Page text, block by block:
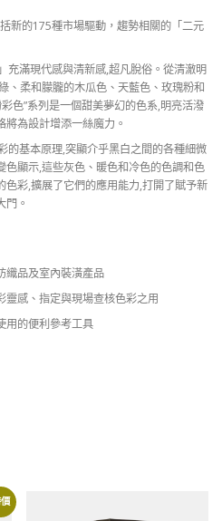
新的175種市場驅動，趨勢相關的「二元
充滿現代感與清新感,超凡脫俗。從清澈明
、柔和朦朧的木瓜色、天藍色、玫瑰粉和
色”系列是一個甜美夢幻的色系,明亮活潑
為設計增添一絲魔力。
的基本原理,突顯介乎黑白之間的各種細微
色顯示,這些灰色、暖色和冷色的色調和色
色彩,擴展了它們的應用能力,打開了賦予新
門。
織品及室內裝潢產品
靈感、指定與現場查核色彩之用
用的便利參考工具